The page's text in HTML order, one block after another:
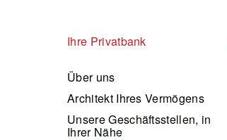
Navigation principale
Ihre Privatbank
Über uns
Architekt Ihres Vermögens
Unsere Geschäftsstellen, in
Ihrer Nähe